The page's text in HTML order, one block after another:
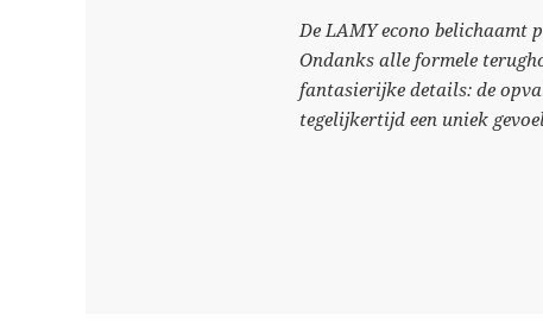
De LAMY econo belichaamt
Ondanks alle formele
fantasierijke details: de
tegelijkertijd een uniek